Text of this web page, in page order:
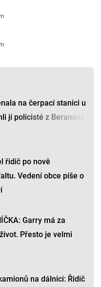
na čerpací stanici u
jí policisté z Beranova
řidič po nově
Vedení obce píše o
Garry má za
Přesto je velmi
na dálnici: Řidič